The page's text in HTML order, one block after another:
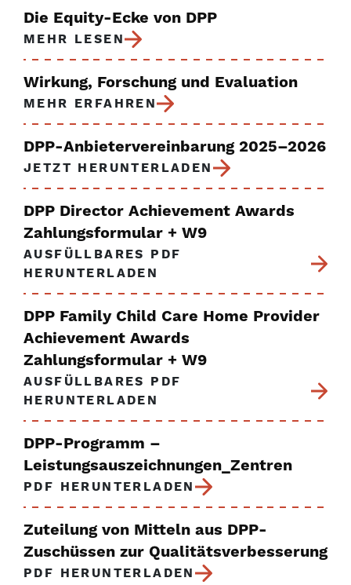
Die Equity-Ecke von DPP
MEHR LESEN
Wirkung, Forschung und Evaluation
MEHR ERFAHREN
DPP-Anbietervereinbarung 2025–2026
JETZT HERUNTERLADEN
DPP Director Achievement Awards
Zahlungsformular + W9
AUSFÜLLBARES PDF
HERUNTERLADEN
DPP Family Child Care Home Provider
Achievement Awards
Zahlungsformular + W9
AUSFÜLLBARES PDF
HERUNTERLADEN
DPP-Programm –
Leistungsauszeichnungen_Zentren
PDF HERUNTERLADEN
Zuteilung von Mitteln aus DPP-
Zuschüssen zur Qualitätsverbesserung
PDF HERUNTERLADEN